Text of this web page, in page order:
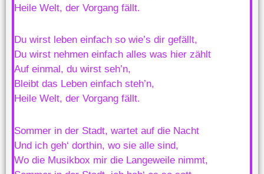
Heile Welt, der Vorgang fällt.
Du wirst leben einfach so wie’s dir gefällt,
Du wirst nehmen einfach alles was hier zählt
Auf einmal, du wirst seh’n,
Bleibt das Leben einfach steh’n,
Heile Welt, der Vorgang fällt.
Sommer in der Stadt, wartet auf die Nacht
Und ich geh‘ dorthin, wo sie alle sind,
Wo die Musikbox mir die Langeweile nimmt,